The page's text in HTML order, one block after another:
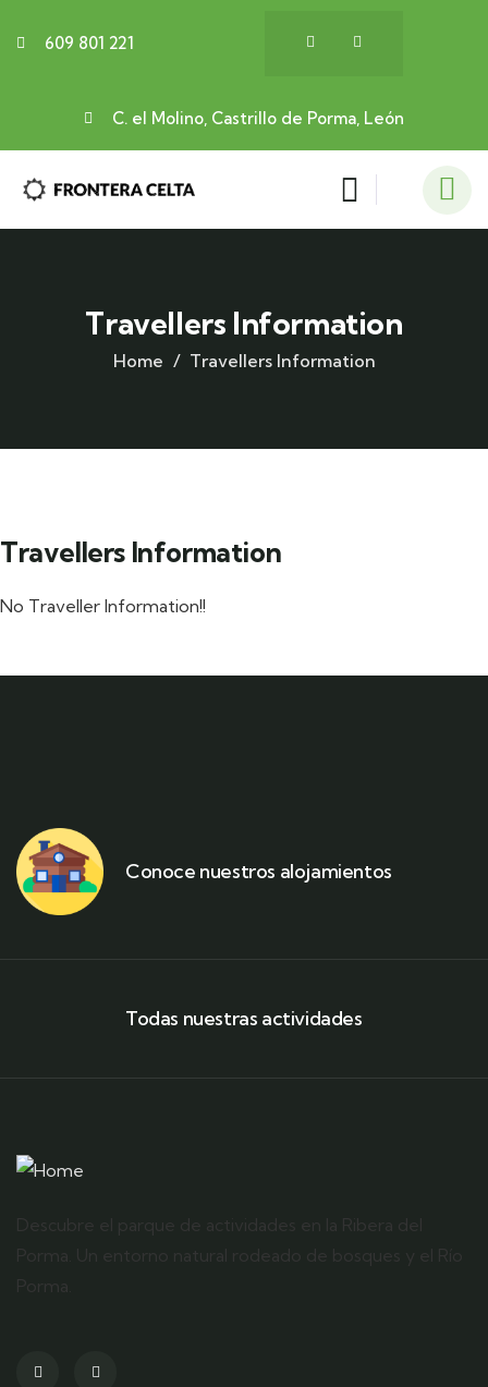
609 801 221
C. el Molino, Castrillo de Porma, León
Travellers Information
Home Travellers Information
Travellers Information
No Traveller Information!!
Conoce nuestros alojamientos
Todas nuestras actividades